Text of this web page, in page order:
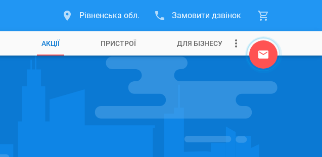
Рівненська обл. Замовити дзвінок
АКЦІЇ ПРИСТРОЇ ДЛЯ БІЗНЕСУ